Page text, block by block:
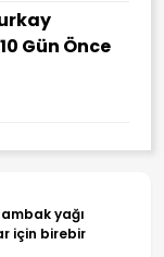
Gün Önce
yağı
için birebir